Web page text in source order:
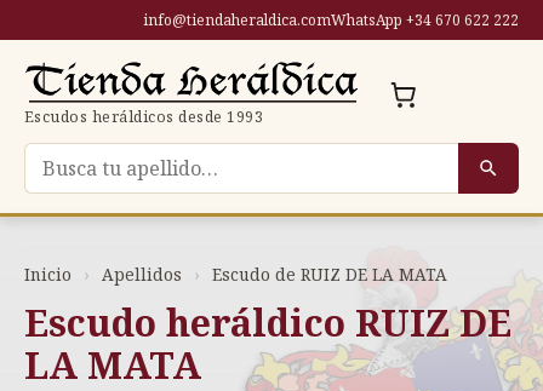
contenido
info@tiendaheraldica.comWhatsApp +34 670 622 222
Escudos heráldicos desde 1993
Buscar escudo por apellido
Inicio › Apellidos › Escudo de RUIZ DE LA MATA
Escudo heráldico RUIZ DE
LA MATA